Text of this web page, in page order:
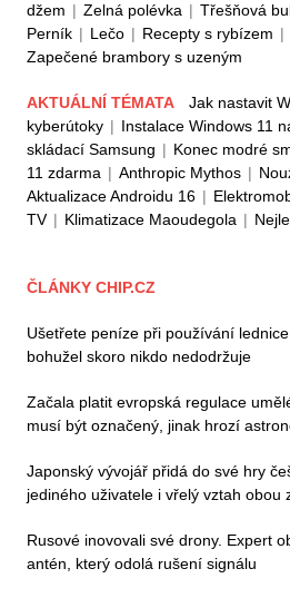
džem | Zelná polévka | Třešňová
Perník | Lečo | Recepty s rybízem |
Zapečené brambory s uzeným
AKTUÁLNÍ TÉMATA Jak nastavit
kyberútoky | Instalace Windows 11
skládací Samsung | Konec modré
11 zdarma | Anthropic Mythos |
Aktualizace Androidu 16 |
TV | Klimatizace Maoudegola |
ČLÁNKY CHIP.CZ
Ušetřete peníze při používání
bohužel skoro nikdo nedodržuje
Začala platit evropská regulace
musí být označený, jinak hrozí
Japonský vývojář přidá do své hry
jediného uživatele i vřelý vztah obou
Rusové inovovali své drony. Expert
antén, který odolá rušení signálu